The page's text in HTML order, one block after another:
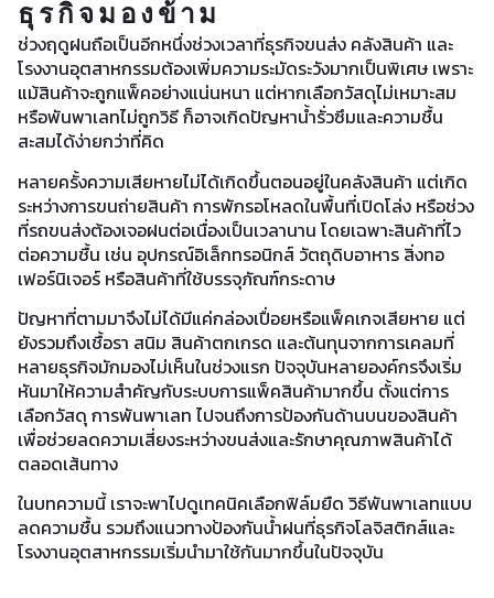
ธุรกิจมองข้าม
ช่วงฤดูฝนถือเป็นอีกหนึ่งช่วงเวลาที่ธุรกิจขนส่ง คลังสินค้า และ
โรงงานอุตสาหกรรมต้องเพิ่มความระมัดระวังมากเป็นพิเศษ เพราะ
แม้สินค้าจะถูกแพ็คอย่างแน่นหนา แต่หากเลือกวัสดุไม่เหมาะสม
หรือพันพาเลทไม่ถูกวิธี ก็อาจเกิดปัญหาน้ำรั่วซึมและความชื้น
สะสมได้ง่ายกว่าที่คิด
หลายครั้งความเสียหายไม่ได้เกิดขึ้นตอนอยู่ในคลังสินค้า แต่เกิด
ระหว่างการขนถ่ายสินค้า การพักรอโหลดในพื้นที่เปิดโล่ง หรือช่วง
ที่รถขนส่งต้องเจอฝนต่อเนื่องเป็นเวลานาน โดยเฉพาะสินค้าที่ไว
ต่อความชื้น เช่น อุปกรณ์อิเล็กทรอนิกส์ วัตถุดิบอาหาร สิ่งทอ
เฟอร์นิเจอร์ หรือสินค้าที่ใช้บรรจุภัณฑ์กระดาษ
ปัญหาที่ตามมาจึงไม่ได้มีแค่กล่องเปื่อยหรือแพ็คเกจเสียหาย แต่
ยังรวมถึงเชื้อรา สนิม สินค้าตกเกรด และต้นทุนจากการเคลมที่
หลายธุรกิจมักมองไม่เห็นในช่วงแรก ปัจจุบันหลายองค์กรจึงเริ่ม
หันมาให้ความสำคัญกับระบบการแพ็คสินค้ามากขึ้น ตั้งแต่การ
เลือกวัสดุ การพันพาเลท ไปจนถึงการป้องกันด้านบนของสินค้า
เพื่อช่วยลดความเสี่ยงระหว่างขนส่งและรักษาคุณภาพสินค้าได้
ตลอดเส้นทาง
ในบทความนี้ เราจะพาไปดูเทคนิคเลือกฟิล์มยืด วิธีพันพาเลทแบบ
ลดความชื้น รวมถึงแนวทางป้องกันน้ำฝนที่ธุรกิจโลจิสติกส์และ
โรงงานอุตสาหกรรมเริ่มนำมาใช้กันมากขึ้นในปัจจุบัน